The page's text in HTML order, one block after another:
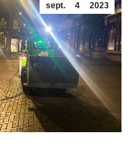
sept. 4 2023